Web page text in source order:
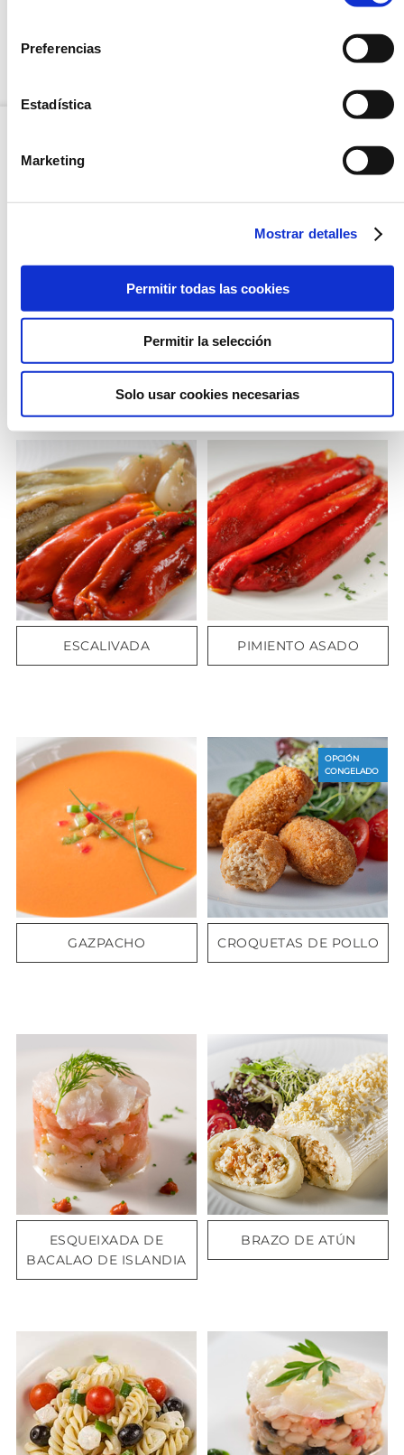
Preferencias
Estadística
Marketing
Mostrar detalles
Permitir todas las cookies
Permitir la selección
Solo usar cookies necesarias
ENSALADILLA RUSA
ARROZ THAI SALTEADO
CON CEBOLLA Y AJO
TIERNO
ESCALIVADA PIMIENTO ASADO
GAZPACHO CROQUETAS DE POLLO
OPCIÓN
CONGELADO
ESQUEIXADA DE
BACALAO DE ISLANDIA
BRAZO DE ATÚN